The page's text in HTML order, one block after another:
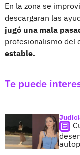
En la zona se
descargaran las
jugó una mala
profesionalismo del
estable.
Te puede